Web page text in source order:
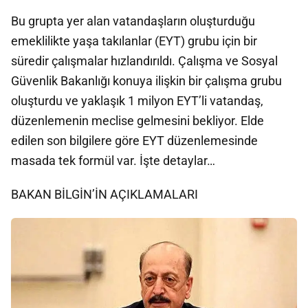
Bu grupta yer alan vatandaşların oluşturduğu
emeklilikte yaşa takılanlar (EYT) grubu için bir
süredir çalışmalar hızlandırıldı. Çalışma ve Sosyal
Güvenlik Bakanlığı konuya ilişkin bir çalışma grubu
oluşturdu ve yaklaşık 1 milyon EYT’li vatandaş,
düzenlemenin meclise gelmesini bekliyor. Elde
edilen son bilgilere göre EYT düzenlemesinde
masada tek formül var. İşte detaylar…
BAKAN BİLGİN’İN AÇIKLAMALARI